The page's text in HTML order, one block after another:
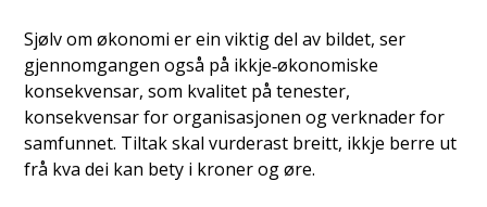
Sjølv om økonomi er ein viktig del av bildet, ser
gjennomgangen også på ikkje‑økonomiske
konsekvensar, som kvalitet på tenester,
konsekvensar for organisasjonen og verknader for
samfunnet. Tiltak skal vurderast breitt, ikkje berre ut
frå kva dei kan bety i kroner og øre.